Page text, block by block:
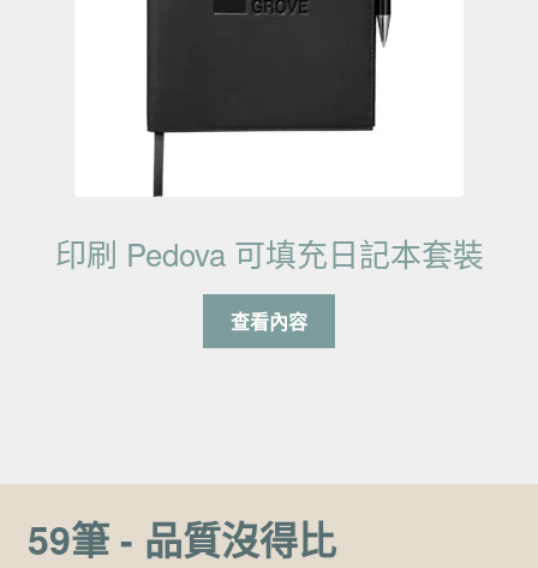
印刷 Pedova 可填充日記本套裝
查看內容
59筆 - 品質沒得比